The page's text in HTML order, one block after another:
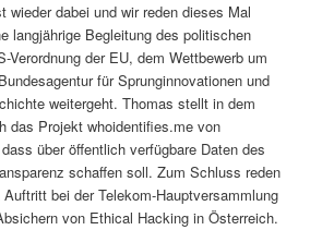
wieder dabei und wir reden dieses Mal
langjährige Begleitung des politischen
Verordnung der EU, dem Wettbewerb um
für Sprunginnovationen und
weitergeht. Thomas stellt in dem
das Projekt whoidentifies.me von
über öffentlich verfügbare Daten des
schaffen soll. Zum Schluss reden
bei der Telekom-Hauptversammlung
von Ethical Hacking in Österreich.